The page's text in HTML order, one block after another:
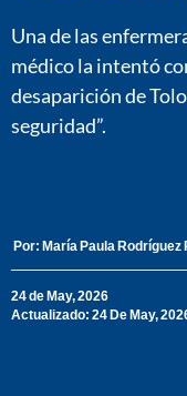
Una de las
médico la intentó
desaparición de
seguridad”.
Por: María Paula Rodríguez
24 de May, 2026
Actualizado: 24 De May,